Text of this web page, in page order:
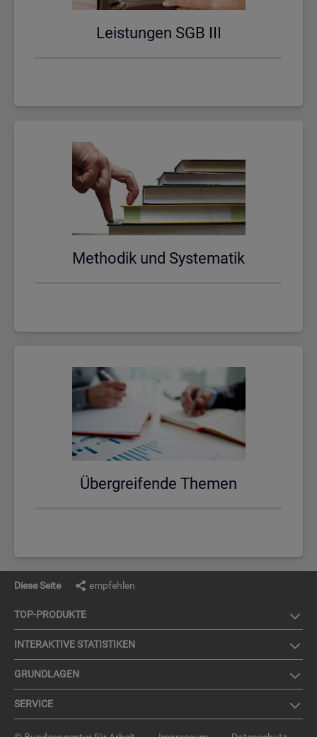
Leis­tun­gen SGB III
Me­tho­dik und Sys­te­ma­tik
Über­grei­fen­de The­men
Diese Seite empfehlen
TOP-PRO­DUK­TE
IN­TER­AK­TI­VE STA­TIS­TI­KEN
GRUND­LA­GEN
SER­VICE